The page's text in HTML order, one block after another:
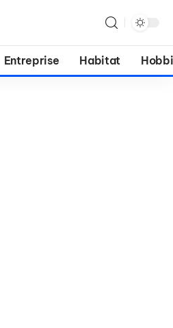
Entreprise Habitat